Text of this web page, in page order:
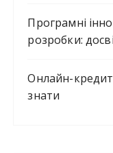
Програмні
розробки:
Онлайн-
знати